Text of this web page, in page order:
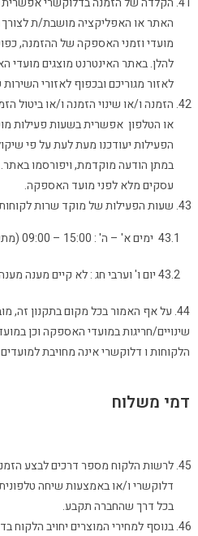
האתר או האפליקציה מושבת/ת
מועדי וזמני האספקה של ההזמנה,
להלן. באתר האינטרנט מוצגים
לאזור מגוריכם ובכפוף לאזורי
הזמנה ו/או שינוי הזמנה ו/או ביטול
או הטלפון אפשרית בשעות פעילות
הפעילות יעודכנו מעת לעת על פי
במתן הודעה מוקדמת, ויפורסמו באתר.
עסקים מלא לפני מועד האספקה.
שעות הפעילות של מוקד שרות לקוחות
44. על אף האמור בכל מקום בתקנון זה,
שינויים/חריגות במועדי האספקה וכן
הלקוחות ו דלוקשרי אינה מחויבת
דמי משלוח
לרשות הלקוח מספר דרכים לבצע
דלוקשרי ו/או באמצעות שיחה
בכל דרך שהחברה תקבע.
בנוסף למחירי המוצרים יחויב